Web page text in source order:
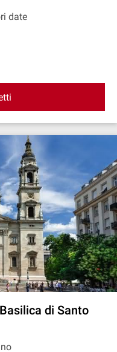
date
di Santo